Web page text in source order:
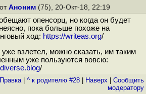
Аноним (75), 20-Окт-18, 22:19
опенсорц, но когда он будет
пока больше похоже на
ход: https://writeas.org/
взлетел, можно сказать, им таким
уже пользуются вовсю:
/
Правка| ^ к родителю #28 Наверх
Cообщить
модератору